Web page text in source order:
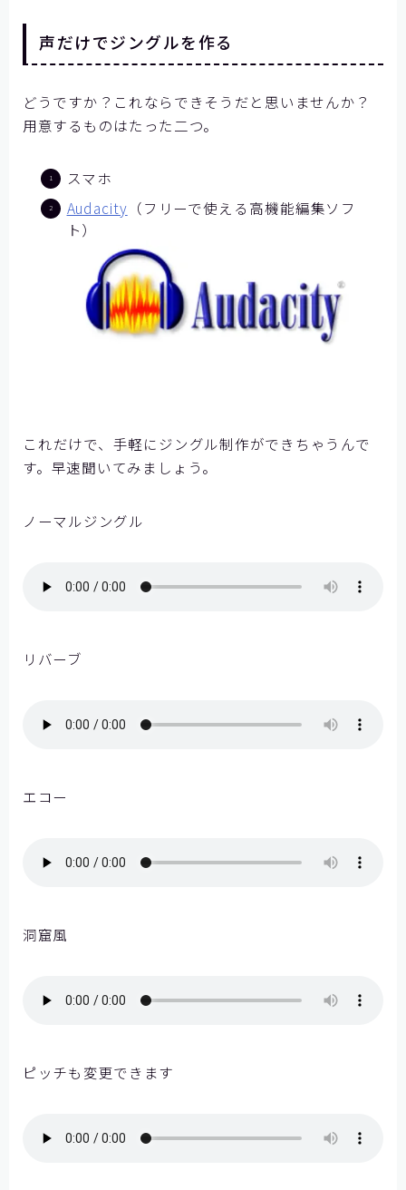
声だけでジングルを作る
どうですか？これならできそうだと思いませんか？
用意するものはたった二つ。
スマホ
Audacity （フリーで使える高機能編集ソフ
ト）
これだけで、手軽にジングル制作ができちゃうんで
す。早速聞いてみましょう。
ノーマルジングル
リバーブ
エコー
洞窟風
ピッチも変更できます